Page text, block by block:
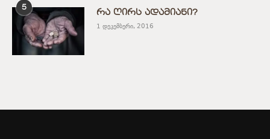
5
რა ღირს ადამიანი?
1 დეკემბერი, 2016